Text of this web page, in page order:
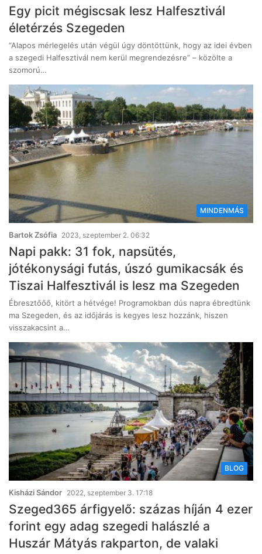
Egy picit mégiscsak lesz Halfesztivál
életérzés Szegeden
“Alapos mérlegelés után végül úgy döntöttünk, hogy az idei évben
a szegedi Halfesztivál nem kerül megrendezésre” – közölte a
szomorú…
MINDENMÁS
Bartok Zsófia 2023, szeptember 2. 06:32
Napi pakk: 31 fok, napsütés,
jótékonysági futás, úszó gumikacsák és
Tiszai Halfesztivál is lesz ma Szegeden
Ébresztőőő, kitört a hétvége! Programokban dús napra ébredtünk
ma Szegeden, és az időjárás is kegyes lesz hozzánk, hiszen
visszakacsint a…
BLOG
Kisházi Sándor 2022, szeptember 3. 17:18
Szeged365 árfigyelő: százas híján 4 ezer
forint egy adag szegedi halászlé a
Huszár Mátyás rakparton, de valaki